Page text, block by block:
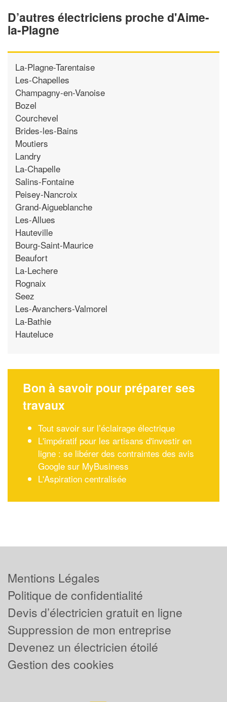
D’autres électriciens proche d'Aime-
la-Plagne
La-Plagne-Tarentaise
Les-Chapelles
Champagny-en-Vanoise
Bozel
Courchevel
Brides-les-Bains
Moutiers
Landry
La-Chapelle
Salins-Fontaine
Peisey-Nancroix
Grand-Aigueblanche
Les-Allues
Hauteville
Bourg-Saint-Maurice
Beaufort
La-Lechere
Rognaix
Seez
Les-Avanchers-Valmorel
La-Bathie
Hauteluce
Bon à savoir pour préparer ses
travaux
Tout savoir sur l’éclairage électrique
L'impératif pour les artisans d'investir en
ligne : se libérer des contraintes des avis
Google sur MyBusiness
L'Aspiration centralisée
Mentions Légales
Politique de confidentialité
Devis d’électricien gratuit en ligne
Suppression de mon entreprise
Devenez un électricien étoilé
Gestion des cookies